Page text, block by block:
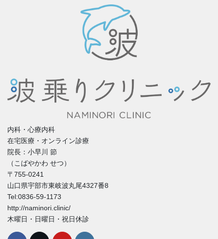
内科・心療内科
在宅医療・オンライン診療
院長：小早川 節
（こばやかわ せつ）
〒755-0241
山口県宇部市東岐波丸尾4327番8
Tel:0836-59-1173
http://naminori.clinic/
木曜日・日曜日・祝日休診